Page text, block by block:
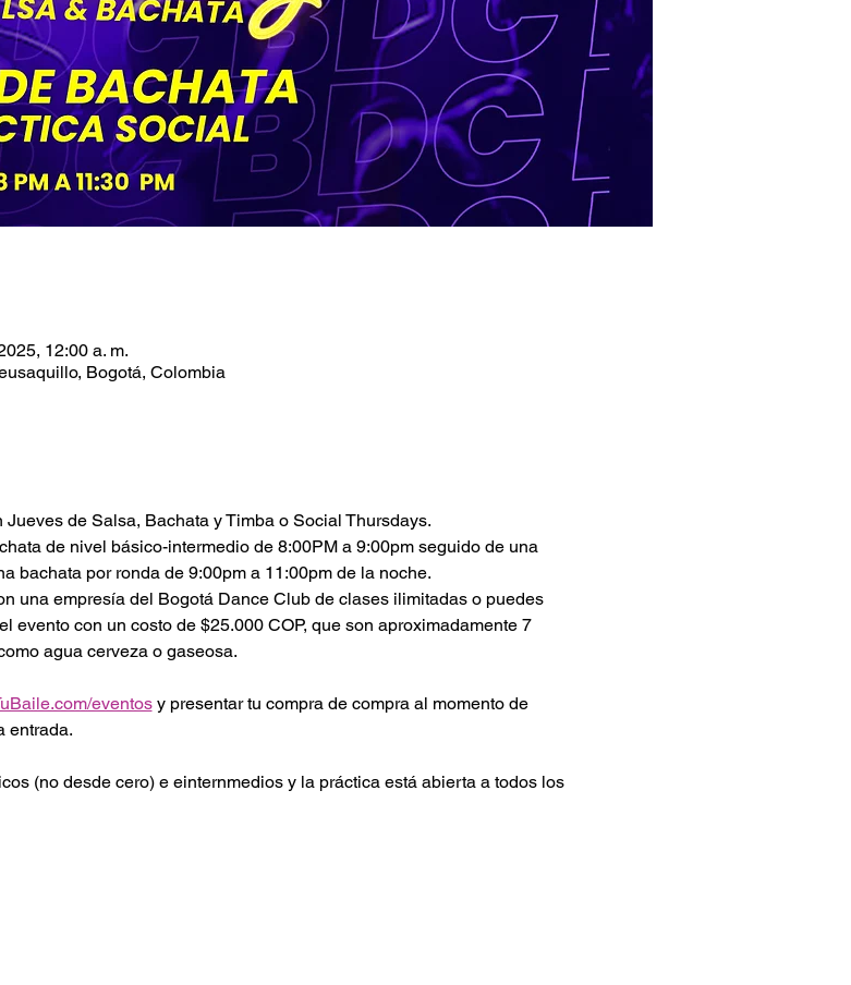
12:00 a. m.
Bogotá, Colombia
de Salsa, Bachata y Timba o Social Thursdays.
de nivel básico-intermedio de 8:00PM a 9:00pm seguido de una
bachata por ronda de 9:00pm a 11:00pm de la noche.
una empresía del Bogotá Dance Club de clases ilimitadas o puedes
evento con un costo de $25.000 COP, que son aproximadamente 7
agua cerveza o gaseosa.
eventos y presentar tu compra de compra al momento de
entrada.
(no desde cero) e einternmedios y la práctica está abierta a todos los